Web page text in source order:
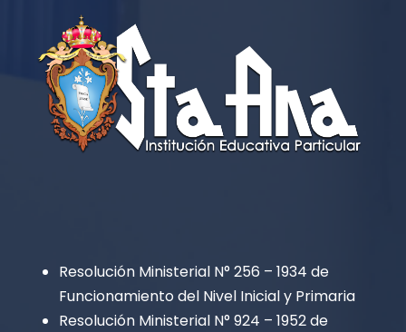
Resolución Ministerial N° 256 – 1934 de
Funcionamiento del Nivel Inicial y Primaria
Resolución Ministerial N° 924 – 1952 de